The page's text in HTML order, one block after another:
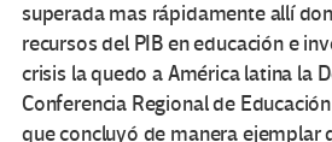
superada mas rápidamente allí
recursos del PIB en educación e
crisis la quedo a América latina la
Conferencia Regional de
que concluyó de manera ejemplar